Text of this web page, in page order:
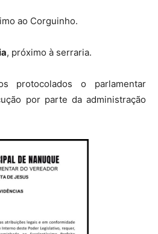
ao Corguinho.
, próximo à serraria.
protocolados o parlamentar
por parte da administração